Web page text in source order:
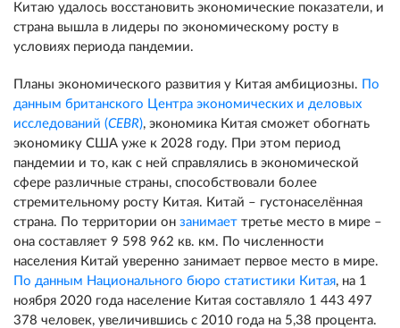
Китаю удалось восстановить экономические показатели, и
страна вышла в лидеры по экономическому росту в
условиях периода пандемии.
Планы экономического развития у Китая амбициозны. По
данным британского Центра экономических и деловых
исследований (CEBR), экономика Китая сможет обогнать
экономику США уже к 2028 году. При этом период
пандемии и то, как с ней справлялись в экономической
сфере различные страны, способствовали более
стремительному росту Китая. Китай – густонаселённая
страна. По территории он занимает третье место в мире –
она составляет 9 598 962 кв. км. По численности
населения Китай уверенно занимает первое место в мире.
По данным Национального бюро статистики Китая, на 1
ноября 2020 года население Китая составляло 1 443 497
378 человек, увеличившись с 2010 года на 5,38 процента.